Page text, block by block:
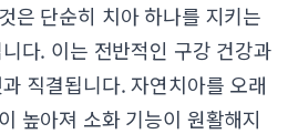
은 단순히 치아 하나를 지키는
다. 이는 전반적인 구강 건강과
직결됩니다. 자연치아를 오래
높아져 소화 기능이 원활해지